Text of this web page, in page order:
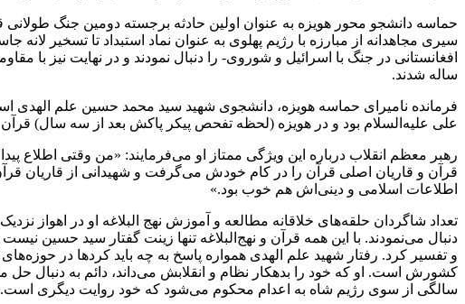
حماسه دانشجو محور هویزه به عنوان اولین حادثه برجسته دومین جنگ
سیری مجاهدانه از مبارزه با رژیم پهلوی به عنوان نماد استبداد تا تسخیر
ساله شدند.
فرمانده نامیرای حماسه هویزه، دانشجوی شهید سید محمد حسین علم الهدی
علی علیه‌السلام بود و در هویزه (لحظه تفحص پیکر پاکش بعد از سه سال)
رهبر معظم انقلاب درباره این ویژگی ممتاز او می‌فرمایند: «من وقتی
قرآن و قاریان اصلی قرآن را در کام خودش می‌گرفت و شهیدانی از قاریان
اطلاعات اسلامی و دینی‌اش هم خوب بود.»
دنبال می‌نمودند. با این همه قرآن و نهج‌البلاغه تنها زینت گفتار سید حسین
و تفسیر کرد. رفتار شهید علم الهدی همواره پاسخ به چه باید کردها در
سالگی از سوی رژیم شاه به اعدام محکوم می‌شود که خود روایت دیگری است.